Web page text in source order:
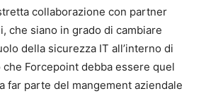
collaborazione con partner
che siano in grado di cambiare
della sicurezza IT all’interno di
che Forcepoint debba essere quel
far parte del mangement aziendale